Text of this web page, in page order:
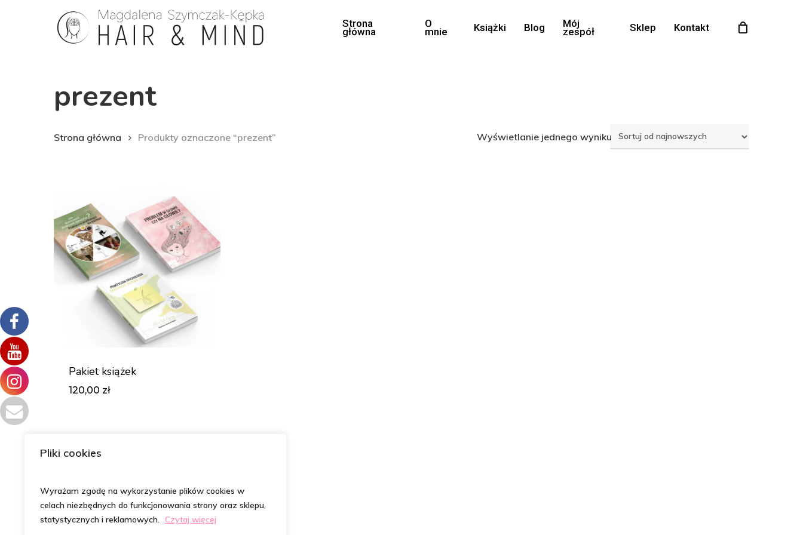
Pliki cookies
Wyrażam zgodę na wykorzystanie plików cookies w
celach niezbędnych do funkcjonowania strony oraz sklepu,
statystycznych i reklamowych. Czytaj więcej
Strona
główna
O
mnie Książki Blog Mój
zespół Sklep Kontakt
prezent
Wyświetlanie jednego wyniku
Strona główna Produkty oznaczone “prezent”
Pakiet książek
120,00 zł